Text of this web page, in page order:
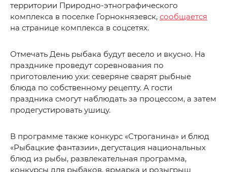
территории Природно-этнографического
комплекса в поселке Горнокнязевск, сообщается
на странице комплекса в соцсетях.
Отмечать День рыбака будут весело и вкусно. На
празднике проведут соревнования по
приготовлению ухи: северяне сварят рыбные
блюда по собственному рецепту. А гости
праздника смогут наблюдать за процессом, а затем
продегустировать ушицу.
В программе также конкурс «Строганина» и блюд
«Рыбацкие фантазии», дегустация национальных
блюд из рыбы, развлекательная программа,
конкурсы для рыбаков, ярмарка и розыгрыш